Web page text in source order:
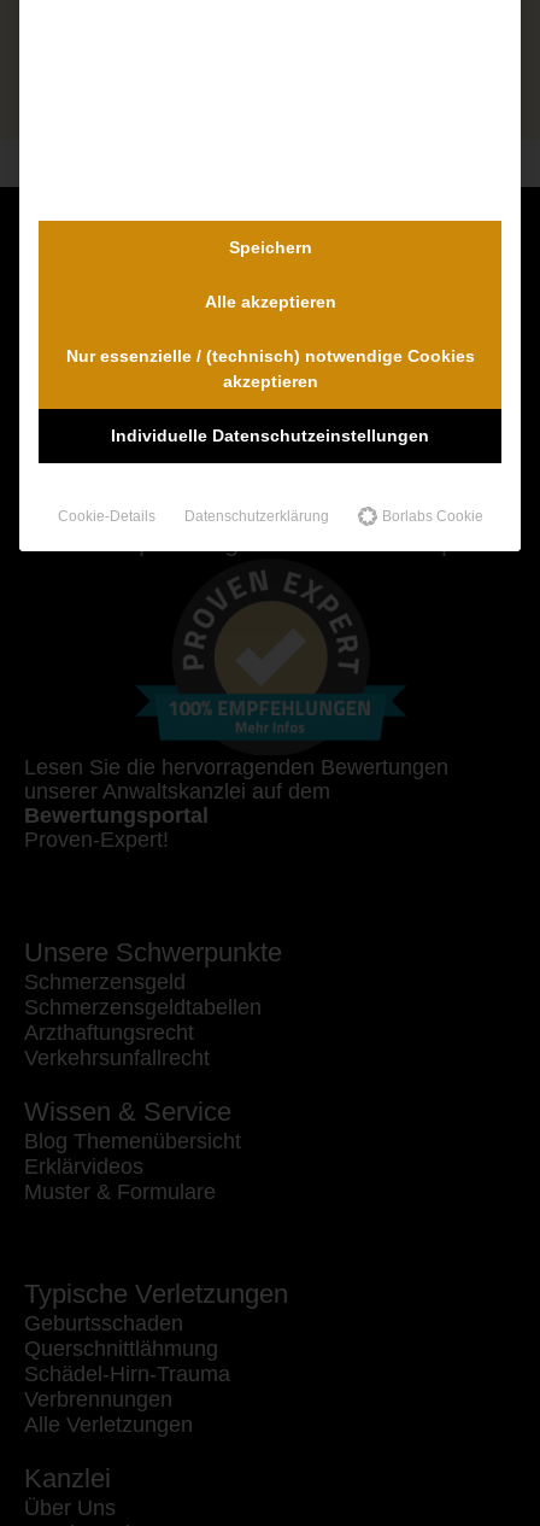
Kontaktieren Sie uns unverbindlich!
Dr. Wambach & Walter
0421 54 895 10 - Fax
Zum Kontaktformular
Lesen Sie die hervorragenden Bewertungen
unserer Anwaltskanzlei auf dem
Bewertungsportal
Proven-Expert!
Unsere Schwerpunkte
Schmerzensgeld
Schmerzensgeldtabellen
Arzthaftungsrecht
Verkehrsunfallrecht
Wissen & Service
Blog Themenübersicht
Erklärvideos
Muster & Formulare
Typische Verletzungen
Geburtsschaden
Querschnittlähmung
Schädel-Hirn-Trauma
Verbrennungen
Alle Verletzungen
Kanzlei
Über Uns
Speichern
Alle akzeptieren
Nur essenzielle / (technisch) notwendige Cookies
akzeptieren
Individuelle Datenschutzeinstellungen
Cookie-Details Datenschutzerklärung Borlabs Cookie